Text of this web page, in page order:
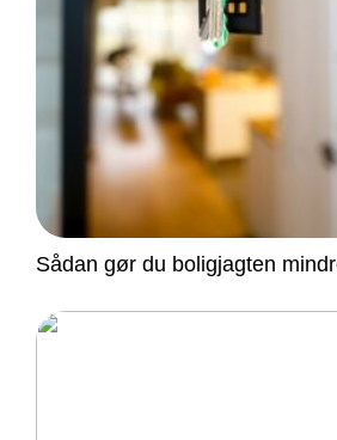
Sådan gør du boligjagten